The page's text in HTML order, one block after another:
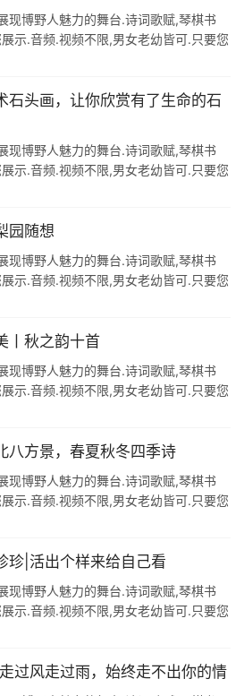
现博野人魅力的舞台.诗词歌赋,琴棋书
示.音频.视频不限,男女老幼皆可.只要您
石头画，让你欣赏有了生命的石
现博野人魅力的舞台.诗词歌赋,琴棋书
示.音频.视频不限,男女老幼皆可.只要您
园随想
现博野人魅力的舞台.诗词歌赋,琴棋书
示.音频.视频不限,男女老幼皆可.只要您
丨秋之韵十首
现博野人魅力的舞台.诗词歌赋,琴棋书
示.音频.视频不限,男女老幼皆可.只要您
八方景，春夏秋冬四季诗
现博野人魅力的舞台.诗词歌赋,琴棋书
示.音频.视频不限,男女老幼皆可.只要您
珍|活出个样来给自己看
现博野人魅力的舞台.诗词歌赋,琴棋书
示.音频.视频不限,男女老幼皆可.只要您
过风走过雨，始终走不出你的情